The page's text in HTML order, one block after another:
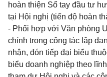
hoàn thiện Sổ tay đầu tư
tại Hội nghị (tiến độ hoàn
- Phối hợp với Văn phòng
chính trong công tác lập
nhận, đón tiếp đại biểu
biểu doanh nghiệp theo